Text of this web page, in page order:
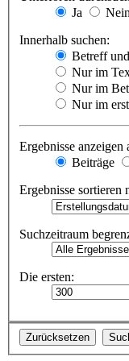
Ja
Nein
Innerhalb suchen:
Betreff
Nur im
Nur im
Nur im
Ergebnisse anzeigen
Beiträge
Ergebnisse sortieren
Suchzeitraum
Die ersten: